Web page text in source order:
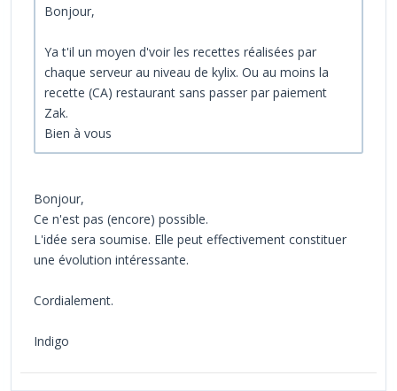
Bonjour,
Ya t'il un moyen d'voir les recettes réalisées par
chaque serveur au niveau de kylix. Ou au moins la
recette (CA) restaurant sans passer par paiement
Zak.
Bien à vous
Bonjour,
Ce n'est pas (encore) possible.
L'idée sera soumise. Elle peut effectivement constituer
une évolution intéressante.
Cordialement.
Indigo